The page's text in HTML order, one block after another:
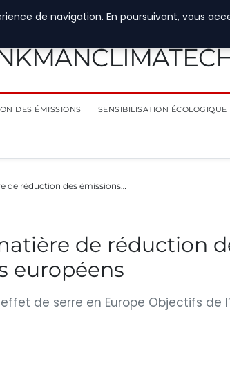
DES ÉMISSIONS SENSIBILISATION ÉCOLOGIQUE
de réduction des émissions…
de réduction
européens
de serre en Europe Objectifs de
de navigation. En poursuivant, vous